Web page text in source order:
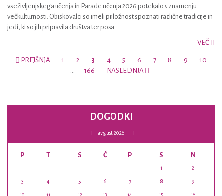
vseživljenjskega učenja in Parade učenja 2026 potekalo v znamenju
večkulturnosti. Obiskovalci so imeli priložnost spoznati različne tradicije in
jedi, ki so jih pripravila društva ter posa...
VEČ
PREJŠNJA 1 2 3 4 5 6 7 8 9
10
…
166 NASLEDNJA
DOGODKI
avgust 2026
P T S Č P S N
1 2
3 4 5 6 7 8 9
10 11 12 13 14 15 16